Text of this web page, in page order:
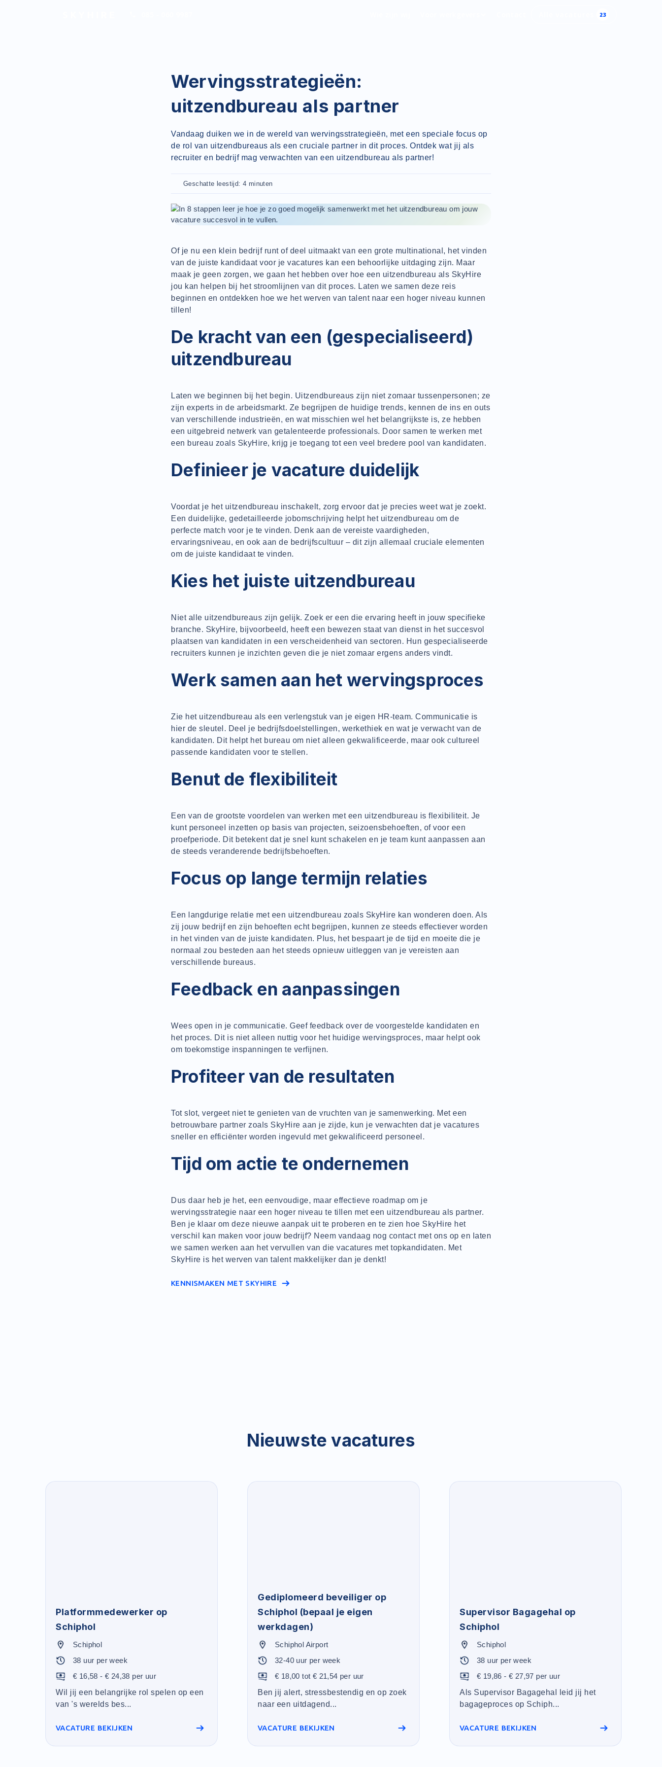
23
Wervingsstrategieën:
uitzendbureau als partner
Vandaag duiken we in de wereld van wervingsstrategieën, met een speciale focus op
de rol van uitzendbureaus als een cruciale partner in dit proces. Ontdek wat jij als
recruiter en bedrijf mag verwachten van een uitzendbureau als partner!
Geschatte leestijd: 4 minuten
Of je nu een klein bedrijf runt of deel uitmaakt van een grote multinational, het vinden
van de juiste kandidaat voor je vacatures kan een behoorlijke uitdaging zijn. Maar
maak je geen zorgen, we gaan het hebben over hoe een uitzendbureau als SkyHire
jou kan helpen bij het stroomlijnen van dit proces. Laten we samen deze reis
beginnen en ontdekken hoe we het werven van talent naar een hoger niveau kunnen
tillen!
De kracht van een (gespecialiseerd)
uitzendbureau
Laten we beginnen bij het begin. Uitzendbureaus zijn niet zomaar tussenpersonen; ze
zijn experts in de arbeidsmarkt. Ze begrijpen de huidige trends, kennen de ins en outs
van verschillende industrieën, en wat misschien wel het belangrijkste is, ze hebben
een uitgebreid netwerk van getalenteerde professionals. Door samen te werken met
een bureau zoals SkyHire, krijg je toegang tot een veel bredere pool van kandidaten.
Definieer je vacature duidelijk
Voordat je het uitzendbureau inschakelt, zorg ervoor dat je precies weet wat je zoekt.
Een duidelijke, gedetailleerde jobomschrijving helpt het uitzendbureau om de
perfecte match voor je te vinden. Denk aan de vereiste vaardigheden,
ervaringsniveau, en ook aan de bedrijfscultuur – dit zijn allemaal cruciale elementen
om de juiste kandidaat te vinden.
Kies het juiste uitzendbureau
Niet alle uitzendbureaus zijn gelijk. Zoek er een die ervaring heeft in jouw specifieke
branche. SkyHire, bijvoorbeeld, heeft een bewezen staat van dienst in het succesvol
plaatsen van kandidaten in een verscheidenheid van sectoren. Hun gespecialiseerde
recruiters kunnen je inzichten geven die je niet zomaar ergens anders vindt.
Werk samen aan het wervingsproces
Zie het uitzendbureau als een verlengstuk van je eigen HR-team. Communicatie is
hier de sleutel. Deel je bedrijfsdoelstellingen, werkethiek en wat je verwacht van de
kandidaten. Dit helpt het bureau om niet alleen gekwalificeerde, maar ook cultureel
passende kandidaten voor te stellen.
Benut de flexibiliteit
Een van de grootste voordelen van werken met een uitzendbureau is flexibiliteit. Je
kunt personeel inzetten op basis van projecten, seizoensbehoeften, of voor een
proefperiode. Dit betekent dat je snel kunt schakelen en je team kunt aanpassen aan
de steeds veranderende bedrijfsbehoeften.
Focus op lange termijn relaties
Een langdurige relatie met een uitzendbureau zoals SkyHire kan wonderen doen. Als
zij jouw bedrijf en zijn behoeften echt begrijpen, kunnen ze steeds effectiever worden
in het vinden van de juiste kandidaten. Plus, het bespaart je de tijd en moeite die je
normaal zou besteden aan het steeds opnieuw uitleggen van je vereisten aan
verschillende bureaus.
Feedback en aanpassingen
Wees open in je communicatie. Geef feedback over de voorgestelde kandidaten en
het proces. Dit is niet alleen nuttig voor het huidige wervingsproces, maar helpt ook
om toekomstige inspanningen te verfijnen.
Profiteer van de resultaten
Tot slot, vergeet niet te genieten van de vruchten van je samenwerking. Met een
betrouwbare partner zoals SkyHire aan je zijde, kun je verwachten dat je vacatures
sneller en efficiënter worden ingevuld met gekwalificeerd personeel.
Tijd om actie te ondernemen
Dus daar heb je het, een eenvoudige, maar effectieve roadmap om je
wervingsstrategie naar een hoger niveau te tillen met een uitzendbureau als partner.
Ben je klaar om deze nieuwe aanpak uit te proberen en te zien hoe SkyHire het
verschil kan maken voor jouw bedrijf? Neem vandaag nog contact met ons op en laten
we samen werken aan het vervullen van die vacatures met topkandidaten. Met
SkyHire is het werven van talent makkelijker dan je denkt!
KENNISMAKEN MET SKYHIRE
Nieuwste vacatures
Platformmedewerker op
Schiphol
Schiphol
38 uur per week
€ 16,58 - € 24,38 per uur
Wil jij een belangrijke rol spelen op een
van 's werelds bes...
VACATURE BEKIJKEN
Gediplomeerd beveiliger op
Schiphol (bepaal je eigen
werkdagen)
Schiphol Airport
32-40 uur per week
€ 18,00 tot € 21,54 per uur
Ben jij alert, stressbestendig en op zoek
naar een uitdagend...
VACATURE BEKIJKEN
Supervisor Bagagehal op
Schiphol
Schiphol
38 uur per week
€ 19,86 - € 27,97 per uur
Als Supervisor Bagagehal leid jij het
bagageproces op Schiph...
VACATURE BEKIJKEN